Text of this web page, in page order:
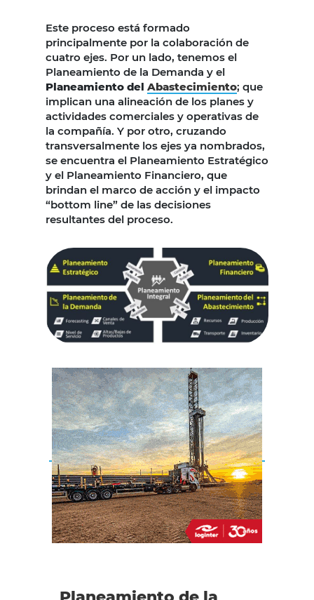
Este proceso está formado
principalmente por la colaboración de
cuatro ejes. Por un lado, tenemos el
Planeamiento de la Demanda y el
Planeamiento del Abastecimiento; que
implican una alineación de los planes y
actividades comerciales y operativas de
la compañía. Y por otro, cruzando
transversalmente los ejes ya nombrados,
se encuentra el Planeamiento Estratégico
y el Planeamiento Financiero, que
brindan el marco de acción y el impacto
“bottom line” de las decisiones
resultantes del proceso.